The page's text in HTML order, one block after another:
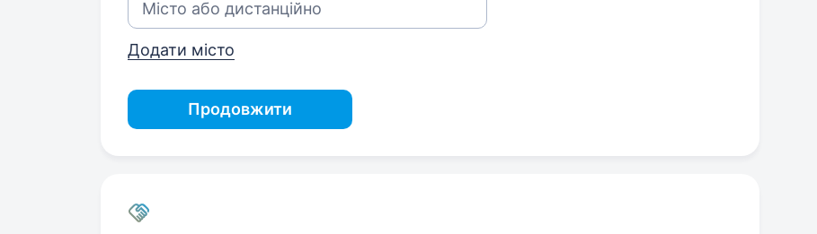
Додати місто
Продовжити